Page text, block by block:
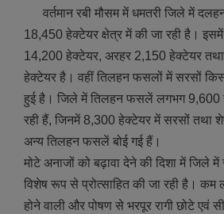
वर्तमान रबी मौसम में धमतरी जिले में
18,450 हेक्टेयर क्षेत्र में की जा रही है।
14,200 हेक्टेयर, अरहर 2,150 हेक्टेयर
हेक्टेयर है। वहीं तिलहन फसलों में सरसों
हुई है। जिले में तिलहन फसलें लगभग 9,600
रही हैं, जिनमें 8,300 हेक्टेयर में सरसों तथा
अन्य तिलहन फसलें बोई गई हैं।
मोटे अनाजों को बढ़ावा देने की दिशा में जिले
विशेष रूप से प्रोत्साहित की जा रही है। कम
होने वाली और पोषण से भरपूर रागी छोटे एवं